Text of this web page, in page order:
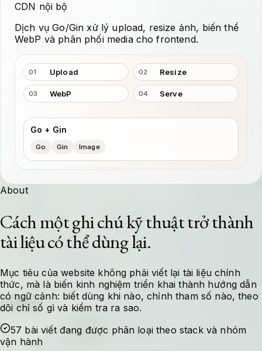
CDN nội bộ
Dịch vụ Go/Gin xử lý upload, resize ảnh, biến thể
WebP và phân phối media cho frontend.
01 Upload 02 Resize
03 WebP 04 Serve
Go + Gin
Go Gin Image
About
Cách một ghi chú kỹ thuật trở thành
tài liệu có thể dùng lại.
Mục tiêu của website không phải viết lại tài liệu chính
thức, mà là biến kinh nghiệm triển khai thành hướng dẫn
có ngữ cảnh: biết dùng khi nào, chỉnh tham số nào, theo
dõi chỉ số gì và kiểm tra ra sao.
57 bài viết đang được phân loại theo stack và nhóm
vận hành